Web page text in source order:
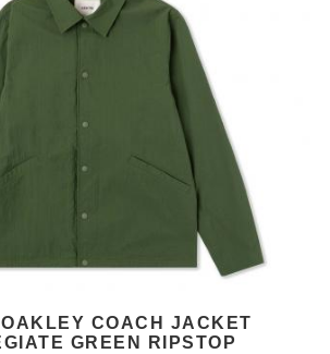
COACH JACKET
GREEN RIPSTOP